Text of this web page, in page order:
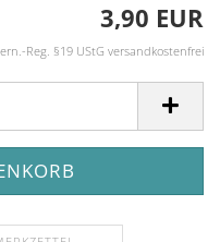
3,90 EUR
Reg. §19 UStG versandkostenfrei